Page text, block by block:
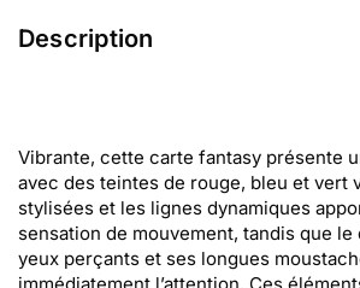
Description
Vibrante, cette carte fantasy présente
avec des teintes de rouge, bleu et vert
stylisées et les lignes dynamiques
sensation de mouvement, tandis que le
yeux perçants et ses longues